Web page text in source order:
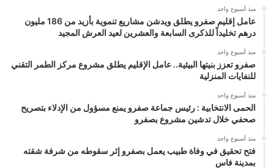
منذ أسبوع واحد
عامل إقليم صفرو يطلق ويدشن مشاريع تنموية بأزيد من 186 مليون
درهم تخليداً للذكرى السابعة والعشرين لعيد العرش المجيد
منذ أسبوع واحد
صفرو تعزز بنيتها البيئية.. عامل الإقليم يطلق مشروع مركز الطمر التقني
للنفايات المنزلية
منذ أسبوع واحد
الحمى الانتخابية : رئيس جماعة صفرو يمنع مسؤول من الإدلاء بتصريح
صحفي خلال تدشين مشروع بصفرو
منذ أسبوع واحد
فتح تحقيق في وفاة طبيب يعمل بصفرو إثر سقوطه من شرفة شقته
بمدينة فاس